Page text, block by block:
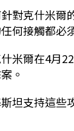
對克什米爾
何接觸都必
米爾在4月22
。
坦支持這些